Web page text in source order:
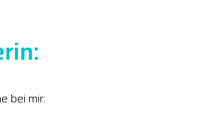
bei mir: